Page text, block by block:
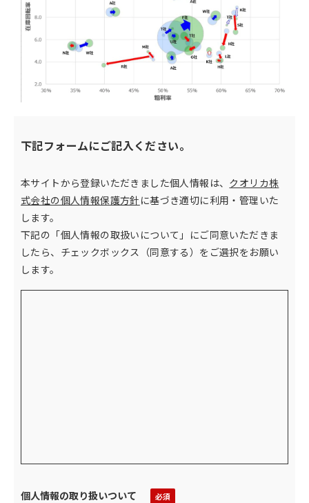
下記フォームにご記入ください。
本サイトから登録いただきました個人情報は、 クオリカ株
式会社の個人情報保護方針 に基づき適切に利用・管理いた
します。
下記の「個人情報の取扱いについて」にご同意いただきま
したら、チェックボックス（同意する）をご選択をお願い
します。
個人情報の取り扱いついて